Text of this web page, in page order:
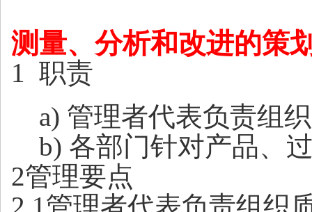
测量、分析和改进的策
1 职责
a) 管理者代表负责组
b) 各部门针对产品、
2管理要点